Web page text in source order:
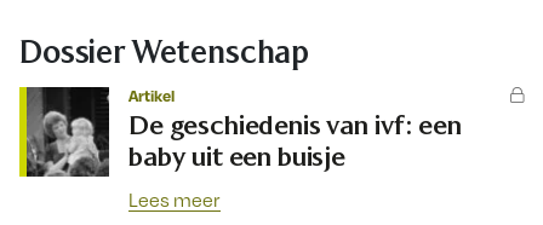
Dossier Wetenschap
Artikel
De geschiedenis van ivf: een
baby uit een buisje
Lees meer